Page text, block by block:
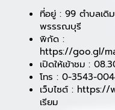
ที่อยู่ : 99 ตำบลเดิ
พรรรณบุรี
พิกัด :
https://goo.gl/
เปิดให้เข้าชม :
โทร : 0-3543-
เว็บไซต์ : https://
เรียม